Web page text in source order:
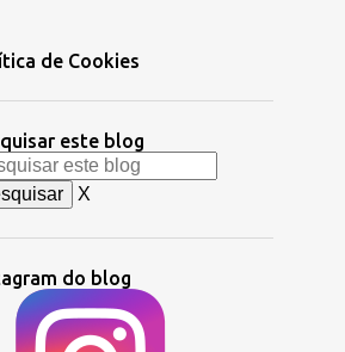
de Cookies
este blog
X
do blog